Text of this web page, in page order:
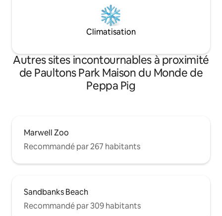
Climatisation
Autres sites incontournables à proximité
de Paultons Park Maison du Monde de
Peppa Pig
Marwell Zoo
Recommandé par 267 habitants
Sandbanks Beach
Recommandé par 309 habitants